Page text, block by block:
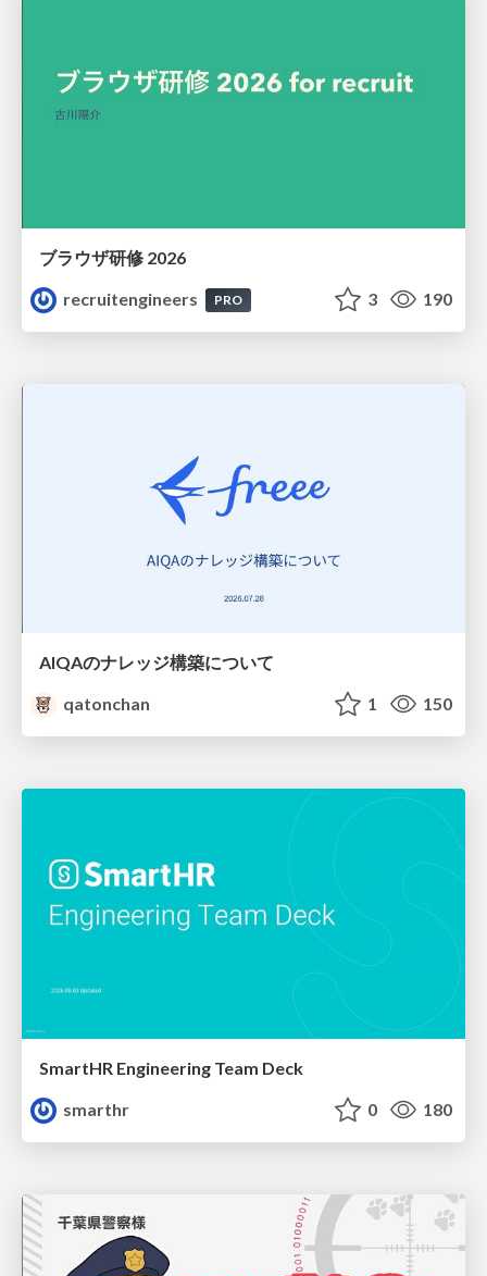
ブラウザ研修 2026
recruitengineers
PRO 3 190
AIQAのナレッジ構築について
qatonchan
1 150
SmartHR Engineering Team Deck
smarthr
0 180